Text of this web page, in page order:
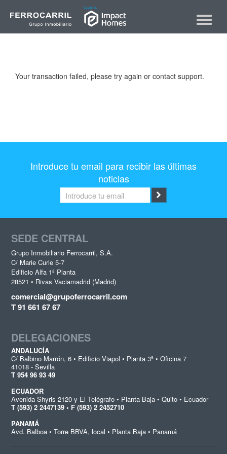
Toggle
Your transaction failed, please try again or contact support.
Introduce tu email para recibir las últimas
noticias
SEDE CENTRAL
Grupo Inmobiliario Ferrocarril, S.A.
C/ Marie Curie 5-7
Edificio Alfa 1ª Planta
28521 • Rivas Vaciamadrid (Madrid)
comercial@grupoferrocarril.com
T 91 661 67 67
DELEGACIONES
ANDALUCÍA
C/ Balbino Marrón, 6 • Edificio Viapol • Planta 3ª • Oficina 7
41018 - Sevilla
T 954 96 93 49
ECUADOR
Avenida Shyris 2120 y El Telégrafo • Planta Baja • Quito • Ecuador
T (593) 2 2447139 • F (593) 2 2452710
PANAMÁ
Avd. Balboa • Torre BBVA, local • Planta Baja • Panamá